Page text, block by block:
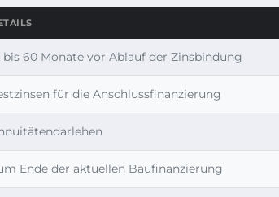
bis 60 Monate vor Ablauf der Zinsbindung
für die Anschlussfinanzierung
Ende der aktuellen Baufinanzierung